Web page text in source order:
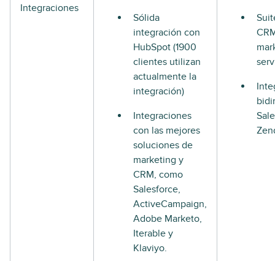
Integraciones
Sólida
integración con
HubSpot (1900
clientes utilizan
actualmente la
integración)
Integraciones
con las mejores
soluciones de
marketing y
CRM, como
Salesforce,
ActiveCampaign,
Adobe Marketo,
Iterable y
Klaviyo.